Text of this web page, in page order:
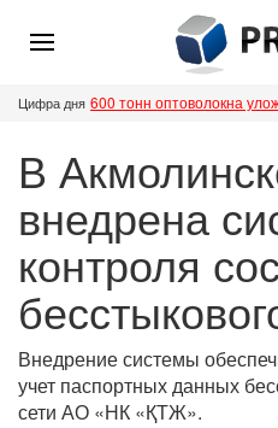
Цифра дня 600 тонн оптоволокна
В
внедрена
контроля
Внедрение системы
учет паспортных данных
сети АО «НК «ҚТЖ».